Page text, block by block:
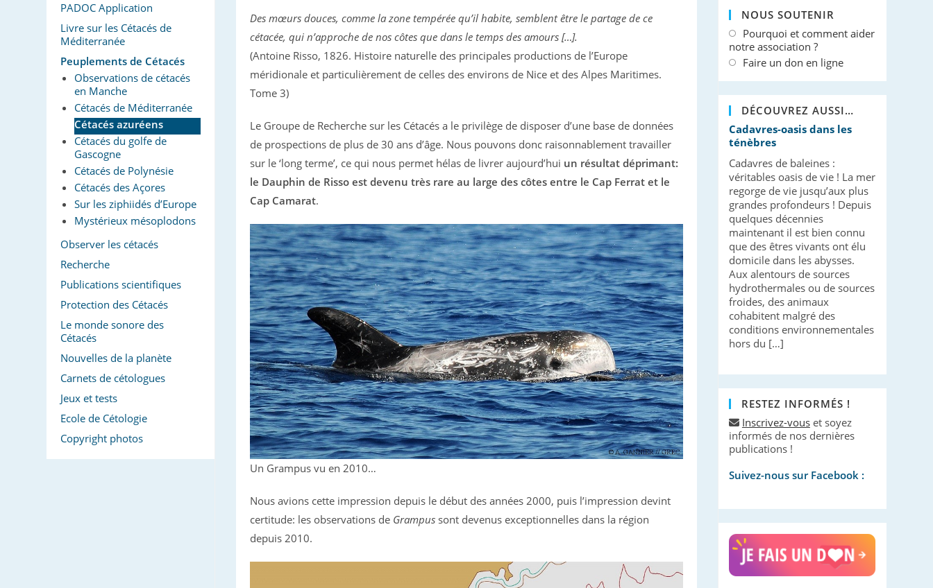
Des mœurs douces, comme la zone tempérée qu’il habite, semblent être le partage de ce
cétacée, qui n’approche de nos côtes que dans le temps des amours […].
(Antoine Risso, 1826. Histoire naturelle des principales productions de l’Europe
méridionale et particulièrement de celles des environs de Nice et des Alpes Maritimes.
Tome 3)
Le Groupe de Recherche sur les Cétacés a le privilège de disposer d’une base de données
de prospections de plus de 30 ans d’âge. Nous pouvons donc raisonnablement travailler
sur le ‘long terme’, ce qui nous permet hélas de livrer aujourd’hui un résultat déprimant:
le Dauphin de Risso est devenu très rare au large des côtes entre le Cap Ferrat et le
Cap Camarat.
Un Grampus vu en 2010…
Nous avions cette impression depuis le début des années 2000, puis l’impression devint
certitude: les observations de Grampus sont devenus exceptionnelles dans la région
depuis 2010.
PADOC Application
Livre sur les Cétacés de
Méditerranée
Peuplements de Cétacés
Observations de cétacés
en Manche
Cétacés de Méditerranée
Cétacés azuréens
Cétacés du golfe de
Gascogne
Cétacés de Polynésie
Cétacés des Açores
Sur les ziphiidés d’Europe
Mystérieux mésoplodons
Observer les cétacés
Recherche
Publications scientifiques
Protection des Cétacés
Le monde sonore des
Cétacés
Nouvelles de la planète
Carnets de cétologues
Jeux et tests
Ecole de Cétologie
Copyright photos
NOUS SOUTENIR
Pourquoi et comment aider
notre association ?
Faire un don en ligne
DÉCOUVREZ AUSSI…
Cadavres-oasis dans les
ténèbres
Cadavres de baleines :
véritables oasis de vie ! La mer
regorge de vie jusqu’aux plus
grandes profondeurs ! Depuis
quelques décennies
maintenant il est bien connu
que des êtres vivants ont élu
domicile dans les abysses.
Aux alentours de sources
hydrothermales ou de sources
froides, des animaux
cohabitent malgré des
conditions environnementales
hors du […]
RESTEZ INFORMÉS !
Inscrivez-vouset soyez
informés de nos dernières
publications !
Suivez-nous sur Facebook :